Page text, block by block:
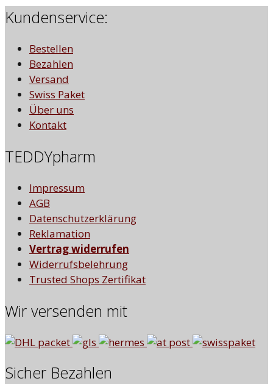
Kundenservice:
Bestellen
Bezahlen
Versand
Swiss Paket
Über uns
Kontakt
TEDDYpharm
Impressum
AGB
Datenschutzerklärung
Reklamation
Vertrag widerrufen
Widerrufsbelehrung
Trusted Shops Zertifikat
Wir versenden mit
Sicher Bezahlen